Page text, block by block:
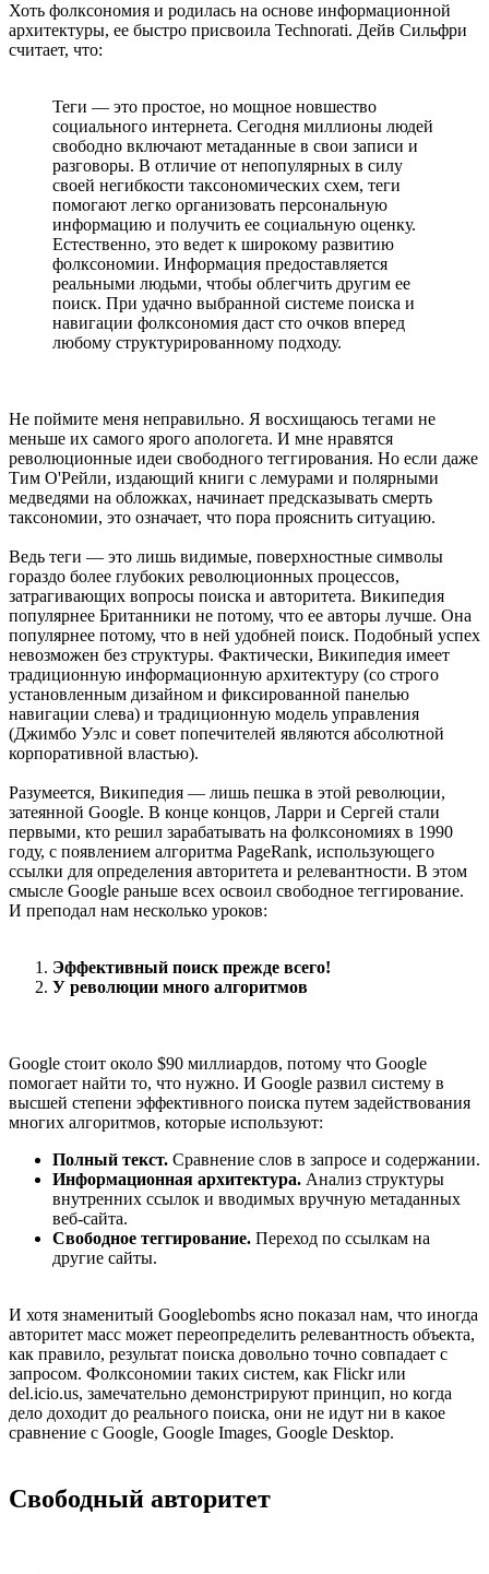
Хоть фолксономия и родилась на основе информационной
архитектуры, ее быстро присвоила Technorati. Дейв Сильфри
считает, что:
Теги — это простое, но мощное новшество
социального интернета. Сегодня миллионы людей
свободно включают метаданные в свои записи и
разговоры. В отличие от непопулярных в силу
своей негибкости таксономических схем, теги
помогают легко организовать персональную
информацию и получить ее социальную оценку.
Естественно, это ведет к широкому развитию
фолксономии. Информация предоставляется
реальными людьми, чтобы облегчить другим ее
поиск. При удачно выбранной системе поиска и
навигации фолксономия даст сто очков вперед
любому структурированному подходу.
Не поймите меня неправильно. Я восхищаюсь тегами не
меньше их самого ярого апологета. И мне нравятся
революционные идеи свободного теггирования. Но если даже
Тим О'Рейли, издающий книги с лемурами и полярными
медведями на обложках, начинает предсказывать смерть
таксономии, это означает, что пора прояснить ситуацию.
Ведь теги — это лишь видимые, поверхностные символы
гораздо более глубоких революционных процессов,
затрагивающих вопросы поиска и авторитета. Википедия
популярнее Британники не потому, что ее авторы лучше. Она
популярнее потому, что в ней удобней поиск. Подобный успех
невозможен без структуры. Фактически, Википедия имеет
традиционную информационную архитектуру (со строго
установленным дизайном и фиксированной панелью
навигации слева) и традиционную модель управления
(Джимбо Уэлс и совет попечителей являются абсолютной
корпоративной властью).
Разумеется, Википедия — лишь пешка в этой революции,
затеянной Google. В конце концов, Ларри и Сергей стали
первыми, кто решил зарабатывать на фолксономиях в 1990
году, с появлением алгоритма PageRank, использующего
ссылки для определения авторитета и релевантности. В этом
смысле Google раньше всех освоил свободное теггирование.
И преподал нам несколько уроков:
Эффективный поиск прежде всего!
У революции много алгоритмов
Google стоит около $90 миллиардов, потому что Google
помогает найти то, что нужно. И Google развил систему в
высшей степени эффективного поиска путем задействования
многих алгоритмов, которые используют:
Полный текст. Сравнение слов в запросе и содержании.
Информационная архитектура. Анализ структуры
внутренних ссылок и вводимых вручную метаданных
веб-сайта.
Свободное теггирование. Переход по ссылкам на
другие сайты.
И хотя знаменитый Googlebombs ясно показал нам, что иногда
авторитет масс может переопределить релевантность объекта,
как правило, результат поиска довольно точно совпадает с
запросом. Фолксономии таких систем, как Flickr или
del.icio.us, замечательно демонстрируют принцип, но когда
дело доходит до реального поиска, они не идут ни в какое
сравнение с Google, Google Images, Google Desktop.
Свободный авторитет